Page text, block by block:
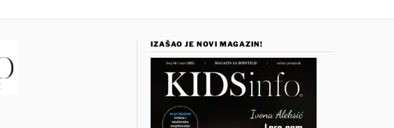
IZAŠAO JE NOVI MAGAZIN!